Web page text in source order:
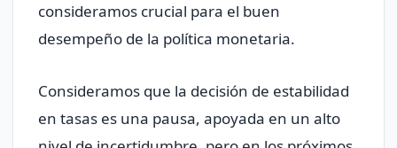
consideramos crucial para el buen
desempeño de la política monetaria.
Consideramos que la decisión de estabilidad
en tasas es una pausa, apoyada en un alto